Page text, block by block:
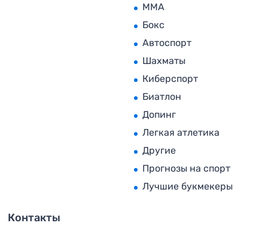
MMA
Бокс
Автоспорт
Шахматы
Киберспорт
Биатлон
Допинг
Легкая атлетика
Другие
Прогнозы на спорт
Лучшие букмекеры
Контакты